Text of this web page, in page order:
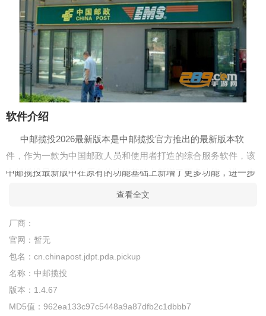
软件介绍
中邮揽投2026最新版本是中邮揽投官方推出的最新版本软
件，作为一款为中国邮政人员和使用者打造的综合服务软件，该
中邮揽投最新版中在原有的功能基础上新增了更多功能，进一步
提升邮政人员的在线办公效率，为使用邮政的朋友也提供了更加
人员办公还是普通用户查询或者寄件，都十分方便！
软件特色
· 包括邮件信息下载、邮件勾挑下段、投递信息实时反馈、电
话预约管理、投递时限管理、投递任务提醒、投递人员位置与外
查看全文
厂商：
官网： 暂无
包名： cn.chinapost.jdpt.pda.pickup
名称： 中邮揽投
版本： 1.4.67
MD5值： 962ea133c97c5448a9a87dfb2c1dbbb7